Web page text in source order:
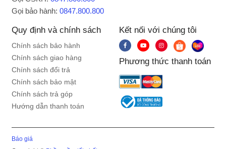
- Nên hạn chế sử dụng máy sấy ở tốc độ tối đa
liên tục, vừa gây hại cho tóc, vừa hao mòn
- Thường xuyên vệ sinh máy sấy tóc, tránh để
thiết bị tiếp xúc với nước, tránh các vật nhỏ lọt
vào động cơ hay tác động lên quạt thông gió.
toàn khi không sử dụng, tránh va chạm mạnh
Kết nối với chúng tôi
Phương thức thanh toán
Gọi bảo hành:0847.800.800
Quy định và chính sách
Chính sách bảo hành
Chính sách giao hàng
Chính sách đổi trả
Chính sách bảo mật
Chính sách trả góp
Hướng dẫn thanh toán
Báo giá